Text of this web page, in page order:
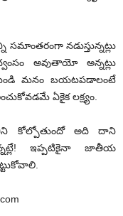
నడుస్తున్నట్లు
అవుతాయో అన్నట్లు
మనం బయటపడాలంటే
ఏకైక లక్ష్యం.
కోల్పోతుందో అది దాని
ఇప్పటికైనా జాతీయ